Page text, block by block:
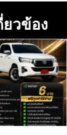
ยวข้อง